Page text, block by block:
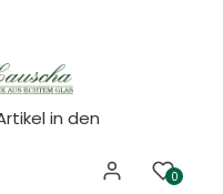
in den
0